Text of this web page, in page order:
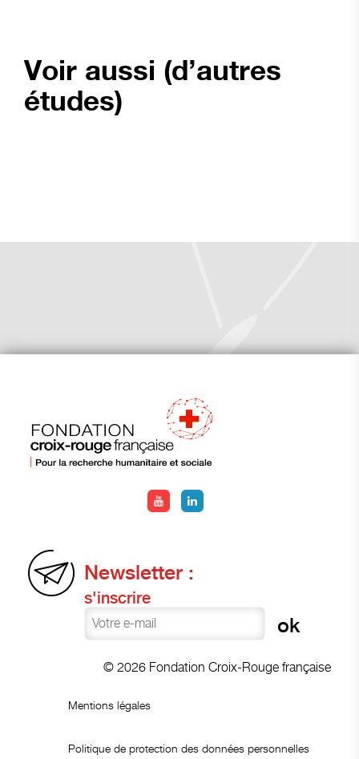
Voir aussi (d’autres
études)
Newsletter :
s'inscrire
© 2026 Fondation Croix-Rouge française
Mentions légales
Politique de protection des données personnelles